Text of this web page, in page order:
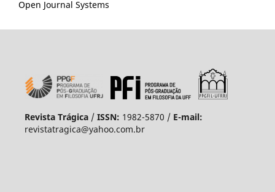
Open Journal Systems
Revista Trágica/ ISSN: 1982-5870 / E-mail:
revistatragica@yahoo.com.br